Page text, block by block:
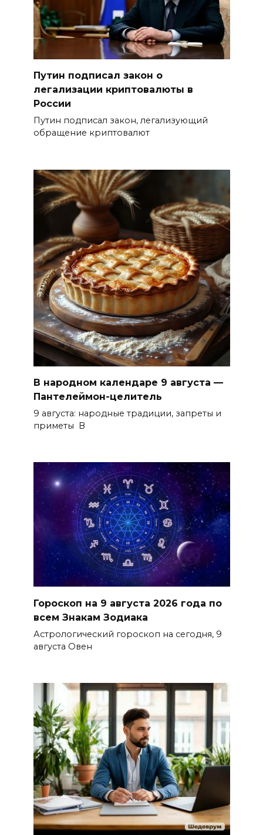
Путин подписал закон о
легализации криптовалюты в
России
Путин подписал закон, легализующий
обращение криптовалют
В народном календаре 9 августа —
Пантелеймон-целитель
9 августа: народные традиции, запреты и
приметы В
Гороскоп на 9 августа 2026 года по
всем Знакам Зодиака
Астрологический гороскоп на сегодня, 9
августа Овен